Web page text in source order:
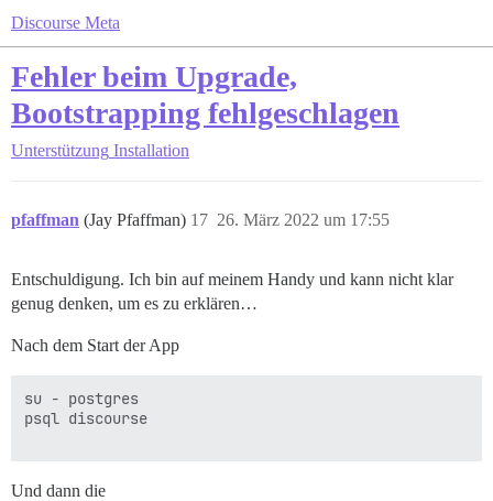
Discourse Meta
Fehler beim Upgrade,
Bootstrapping fehlgeschlagen
Unterstützung Installation
pfaffman (Jay Pfaffman) 26. März 2022 um 17:55
17
Entschuldigung. Ich bin auf meinem Handy und kann nicht klar
genug denken, um es zu erklären…
Nach dem Start der App
su - postgres
psql discourse
Und dann die